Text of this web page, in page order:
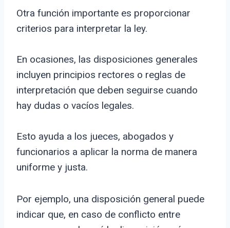
Otra función importante es proporcionar
criterios para interpretar la ley.
En ocasiones, las disposiciones generales
incluyen principios rectores o reglas de
interpretación que deben seguirse cuando
hay dudas o vacíos legales.
Esto ayuda a los jueces, abogados y
funcionarios a aplicar la norma de manera
uniforme y justa.
Por ejemplo, una disposición general puede
indicar que, en caso de conflicto entre